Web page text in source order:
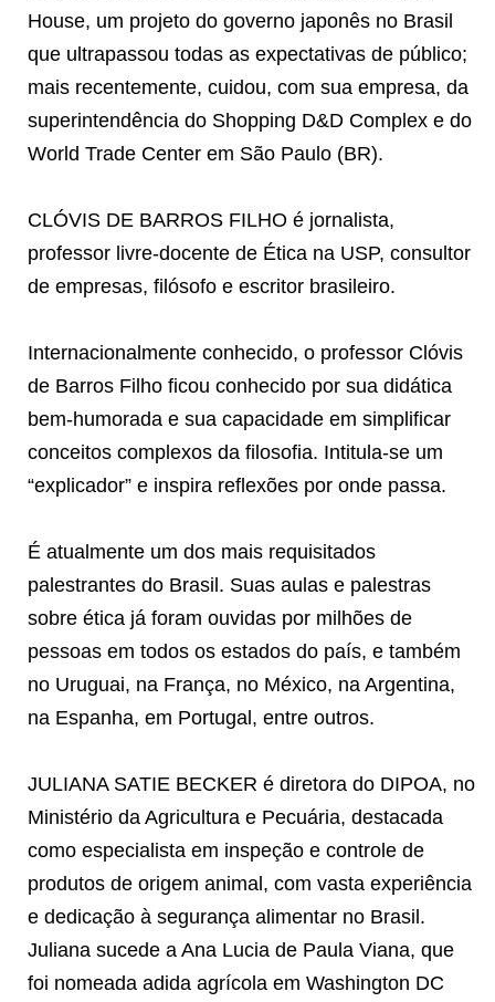
House, um projeto do governo japonês no Brasil
que ultrapassou todas as expectativas de público;
mais recentemente, cuidou, com sua empresa, da
superintendência do Shopping D&D Complex e do
World Trade Center em São Paulo (BR).
CLÓVIS DE BARROS FILHO é jornalista,
professor livre-docente de Ética na USP, consultor
de empresas, filósofo e escritor brasileiro.
Internacionalmente conhecido, o professor Clóvis
de Barros Filho ficou conhecido por sua didática
bem-humorada e sua capacidade em simplificar
conceitos complexos da filosofia. Intitula-se um
“explicador” e inspira reflexões por onde passa.
É atualmente um dos mais requisitados
palestrantes do Brasil. Suas aulas e palestras
sobre ética já foram ouvidas por milhões de
pessoas em todos os estados do país, e também
no Uruguai, na França, no México, na Argentina,
na Espanha, em Portugal, entre outros.
JULIANA SATIE BECKER é diretora do DIPOA, no
Ministério da Agricultura e Pecuária, destacada
como especialista em inspeção e controle de
produtos de origem animal, com vasta experiência
e dedicação à segurança alimentar no Brasil.
Juliana sucede a Ana Lucia de Paula Viana, que
foi nomeada adida agrícola em Washington DC